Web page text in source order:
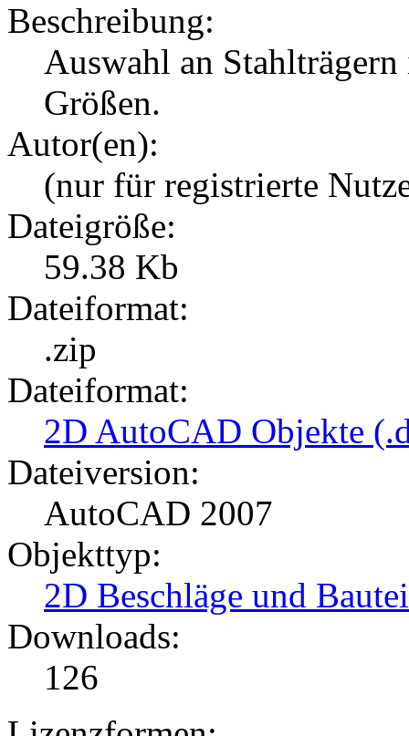
Beschreibung:
Auswahl an
Größen.
Autor(en):
(nur für registrierte
Dateigröße:
59.38 Kb
Dateiformat:
.zip
Dateiformat:
2D AutoCAD Objekte
Dateiversion:
AutoCAD 2007
Objekttyp:
2D Beschläge und
Downloads:
126